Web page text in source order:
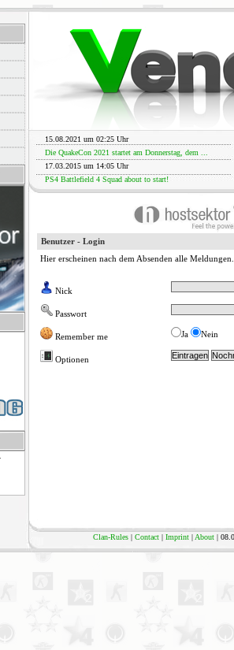
15.08.2021 um 02:25 Uhr
Die QuakeCon 2021 startet am Donnerstag, dem ...
17.03.2015 um 14:05 Uhr
PS4 Battlefield 4 Squad about to start!
Benutzer - Login
Hier erscheinen nach dem Absenden alle Meldungen.
Nick
Passwort
Remember me Ja Nein
Optionen
Clan-Rules| Contact| Imprint| About|